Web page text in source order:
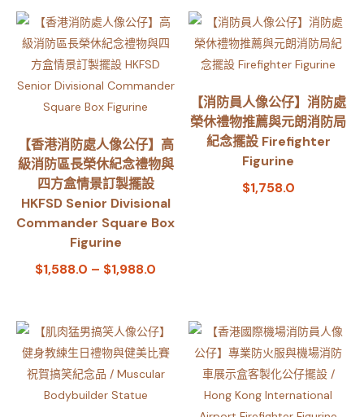
【香港消防處人像公仔】高
級消防區長榮休紀念禮物與
四方盒情景訂製擺設
HKFSD Senior Divisional
Commander Square Box
Figurine
$1,588.0 – $1,988.0
【消防員人像公仔】消防處
榮休禮物推薦與元朗消防局
紀念擺設 Firefighter
Figurine
$1,758.0